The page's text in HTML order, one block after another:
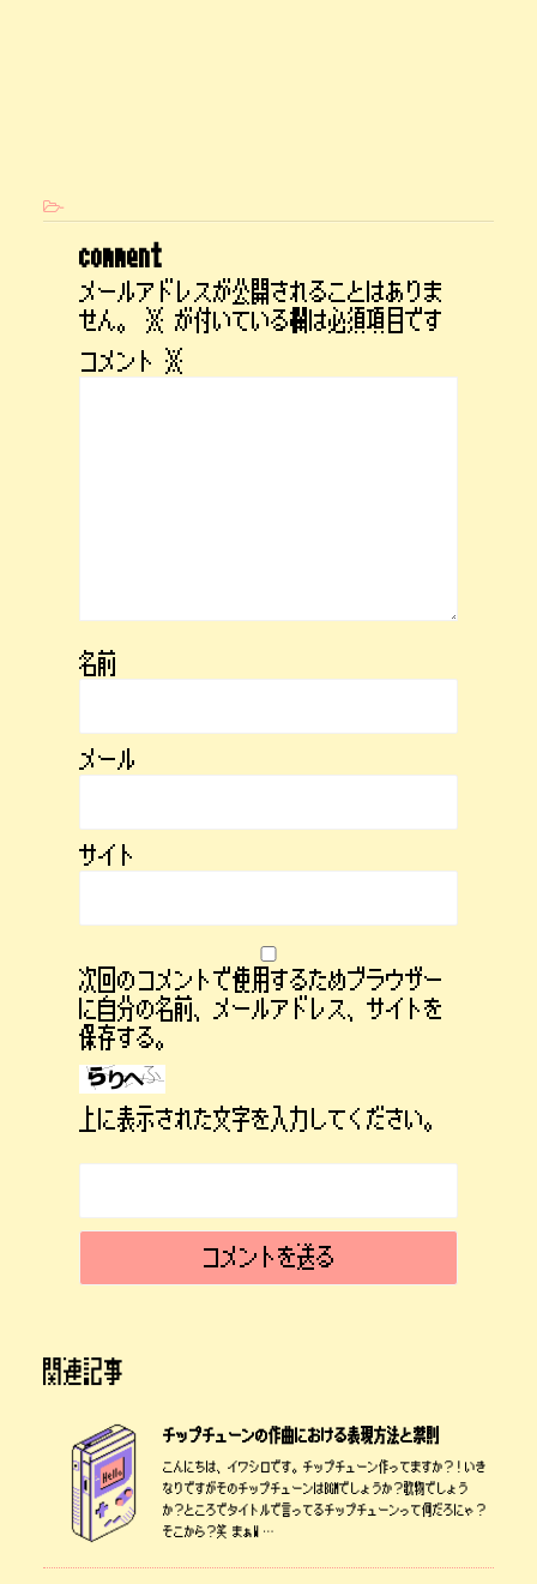
-
comment
メールアドレスが公開されることはありま
せん。
※ が付いている欄は必須項目です
コメント ※
名前
メール
サイト
次回のコメントで使用するためブラウザー
に自分の名前、メールアドレス、サイトを
保存する。
上に表示された文字を入力してください。
関連記事
チップチューンの作曲における表現方法と禁則
こんにちは、イワシロです。チップチューン作ってますか？！いき
なりですがそのチップチューンはBGMでしょうか？歌物でしょう
か？ところでタイトルで言ってるチップチューンって何だろにゃ？
そこから？笑 まぁW …